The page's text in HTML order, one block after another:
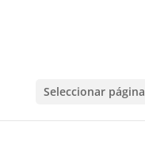
Seleccionar página